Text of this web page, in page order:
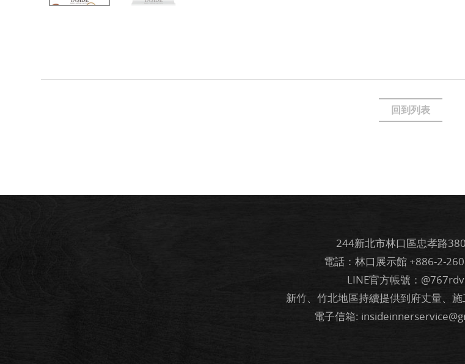
回到列表
244新北市林口區忠孝路
電話：林口展示館 +886-2-
LINE官方帳號：
新竹、竹北地區持續提供到府丈量、施
電子信箱: